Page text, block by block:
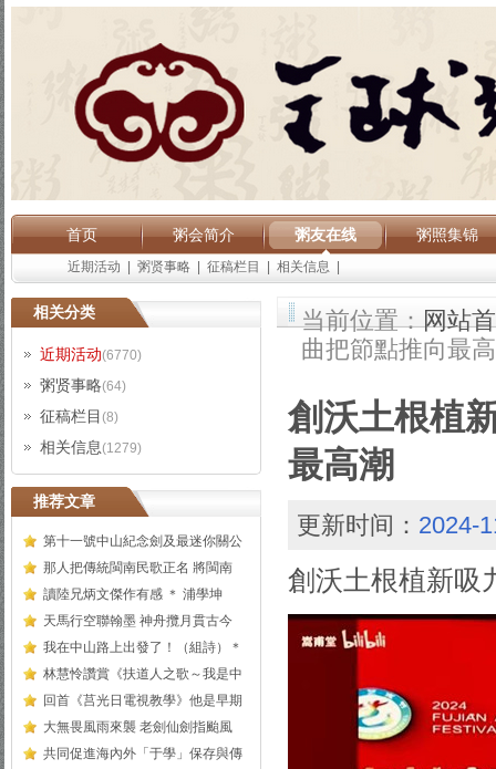
首页 粥会简介 粥友在线 粥照集锦
近期活动 粥贤事略 征稿栏目 相关信息
相关分类
近期活动(6770)
粥贤事略(64)
征稿栏目 (8)
相关信息(1279)
推荐文章
第十一號中山紀念劍及最迷你關公
那人把傳統閩南民歌正名 將閩南
讀陸兄炳文傑作有感 ＊ 浦學坤
天馬行空聯翰墨 神舟攬月貫古今
我在中山路上出發了！（組詩）＊
林慧怜讚賞《扶道人之歌～我是中
回首《莒光日電視教學》他是早期
大無畏風雨來襲 老劍仙劍指颱風
共同促進海內外「于學」保存與傳
当前位置：网站
曲把節點推向最
創沃土根植
最高潮
更新时间： 2024-
創沃土根植新吸